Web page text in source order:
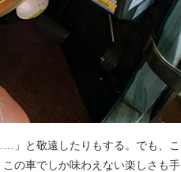
」と敬遠したりもする。でも、こ
の車でしか味わえない楽しさも手